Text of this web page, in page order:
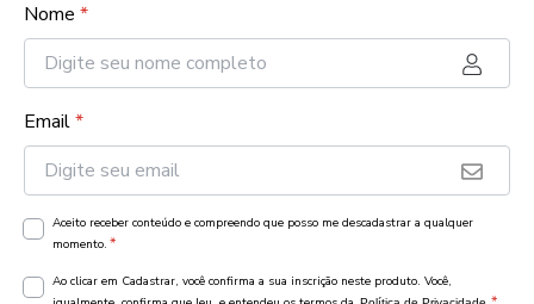
Nome *
Email*
Aceito receber conteúdo e compreendo que posso me descadastrar a qualquer
momento. *
Ao clicar em Cadastrar, você confirma a sua inscrição neste produto. Você,